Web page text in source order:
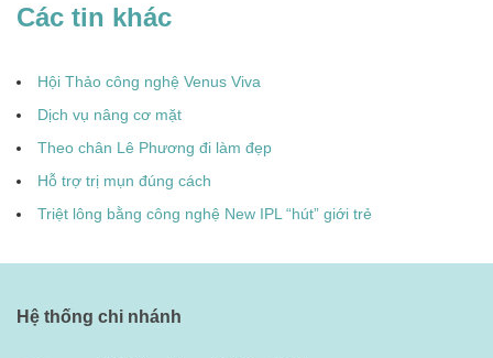
Các tin khác
Hội Thảo công nghệ Venus Viva
Dịch vụ nâng cơ mặt
Theo chân Lê Phương đi làm đẹp
Hỗ trợ trị mụn đúng cách
Triệt lông bằng công nghệ New IPL “hút” giới trẻ
Hệ thống chi nhánh